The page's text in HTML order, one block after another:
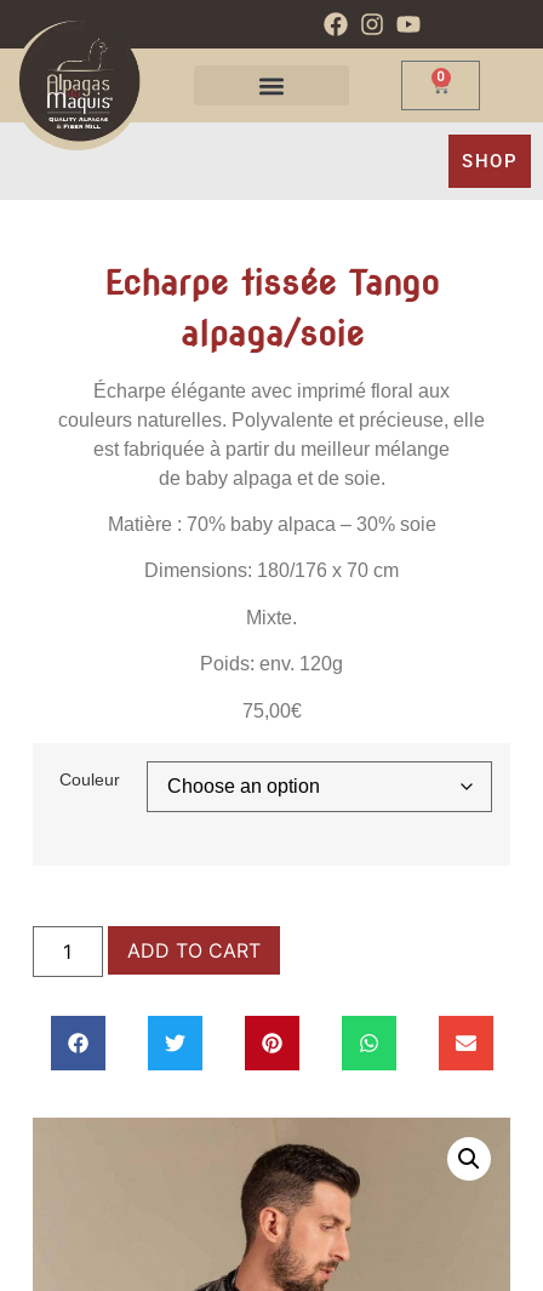
0
SHOP
Echarpe tissée Tango
alpaga/soie
Écharpe élégante avec imprimé floral aux
couleurs naturelles. Polyvalente et précieuse, elle
est fabriquée à partir du meilleur mélange
de baby alpaga et de soie.
Matière : 70% baby alpaca – 30% soie
Dimensions: 180/176 x 70 cm
Mixte.
Poids: env. 120g
75,00€
Couleur
ADD TO CART